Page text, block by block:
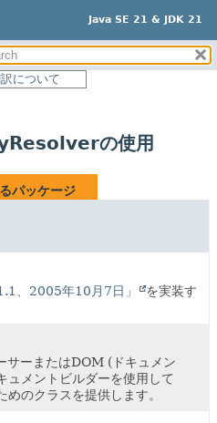
Java SE 21 & JDK 21
について
の使用
パッケージ
、2005年10月7日」
を実装す
ーまたはDOM (ドキュメン
ュメントビルダーを使用して
のクラスを提供します。